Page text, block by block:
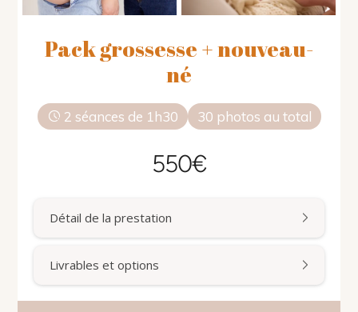
Pack grossesse + nouveau-
né
2 séances de 1h30 30 photos au total
550€
Détail de la prestation
Livrables et options